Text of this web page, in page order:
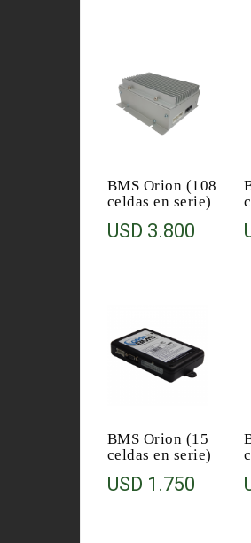
BMS Orion (108
celdas en serie)
USD 3.800
BMS Orion (15
celdas en serie)
USD 1.750